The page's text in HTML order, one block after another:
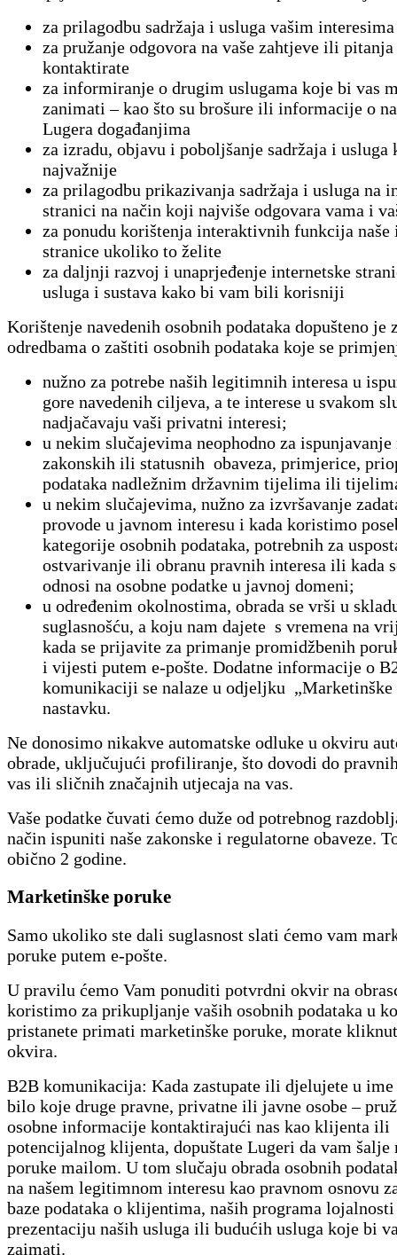
za prilagodbu sadržaja i usluga vašim interesima
za pružanje odgovora na vaše zahtjeve ili pitanja
kontaktirate
za informiranje o drugim uslugama koje bi vas
zanimati – kao što su brošure ili informacije o
Lugera događanjima
za izradu, objavu ​​i poboljšanje sadržaja i usluga
najvažnije
za prilagodbu prikazivanja sadržaja i usluga na
stranici na način koji najviše odgovara vama i
za ponudu korištenja interaktivnih funkcija naše
stranice ukoliko to želite
za daljnji razvoj i unaprjeđenje internetske
usluga i sustava kako bi vam bili korisniji
Korištenje navedenih osobnih podataka dopušteno je
odredbama o zaštiti osobnih podataka koje se
nužno za potrebe naših legitimnih interesa u
gore navedenih ciljeva, a te interese u svakom
nadjačavaju vaši privatni interesi;
u nekim slučajevima neophodno za ispunjavanje
zakonskih ili statusnih obaveza, primjerice,
podataka nadležnim državnim tijelima ili
u nekim slučajevima, nužno za izvršavanje
provode u javnom interesu i kada koristimo
kategorije osobnih podataka, potrebnih za
ostvarivanje ili obranu pravnih interesa ili kada
odnosi na osobne podatke u javnoj domeni;
u određenim okolnostima, obrada se vrši u
suglasnošću, a koju nam dajete s vremena na
kada se prijavite za primanje promidžbenih
i vijesti putem e-pošte. Dodatne informacije o
komunikaciji se nalaze u odjeljku „Marketinške
nastavku.
Ne donosimo nikakve automatske odluke u okviru
obrade, uključujući profiliranje, što dovodi do
vas ili sličnih značajnih utjecaja na vas.
Vaše podatke čuvati ćemo duže od potrebnog
način ispuniti naše zakonske i regulatorne obaveze.
obično 2 godine.
Marketinške poruke
Samo ukoliko ste dali suglasnost slati ćemo vam
poruke putem e-pošte.
U pravilu ćemo Vam ponuditi potvrdni okvir na
koristimo za prikupljanje vaših osobnih podataka u
pristanete primati marketinške poruke, morate
okvira.
B2B komunikacija: Kada zastupate ili djelujete u
bilo koje druge pravne, privatne ili javne osobe –
osobne informacije kontaktirajući nas kao klijenta ili
potencijalnog klijenta, dopuštate Lugeri da vam šalje
poruke mailom. U tom slučaju obrada osobnih
na našem legitimnom interesu kao pravnom osnovu
baze podataka o klijentima, naših programa
prezentaciju naših usluga ili budućih usluga koje bi
zaimati.